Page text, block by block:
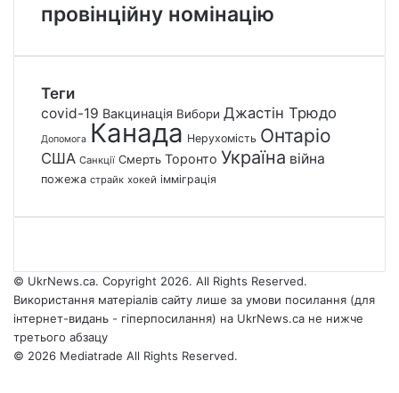
провінційну номінацію
Теги
covid-19 Вакцинація Вибори Джастін Трюдо
Допомога Канада Нерухомість Онтаріо
США Санкції Смерть Торонто Україна війна
пожежа страйк хокей імміграція
© UkrNews.ca. Copyright 2026. All Rights Reserved.
Використання матеріалів сайту лише за умови посилання (для
інтернет-видань - гіперпосилання) на UkrNews.ca не нижче
третього абзацу
© 2026 Mediatrade All Rights Reserved.